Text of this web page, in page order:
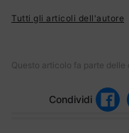
Tutti gli articoli dell'autore
Questo articolo fa parte delle
Condividi